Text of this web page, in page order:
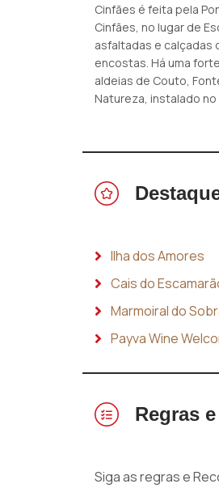
Cinfães é feita pela
Cinfães, no lugar de
asfaltadas e calçadas
encostas. Há uma
aldeias de Couto,
Natureza, instalado
Ilha dos Amores
Cais do
Marmoiral do
Payva Wine
Regras
Siga as regras e